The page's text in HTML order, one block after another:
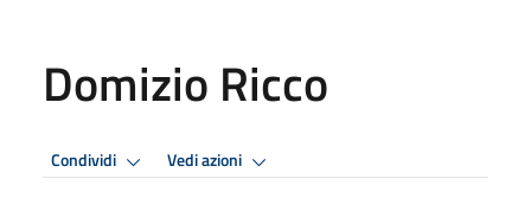
Domizio Ricco
Condividi Vedi azioni